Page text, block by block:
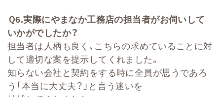
Ｑ6.実際にやまなか工務店の担当者がお伺いして
いかがでしたか？
担当者は人柄も良く、こちらの求めていることに対
して適切な案を提示してくれました。
知らない会社と契約をする時に全員が思うであろ
う「本当に大丈夫？」と言う迷いを